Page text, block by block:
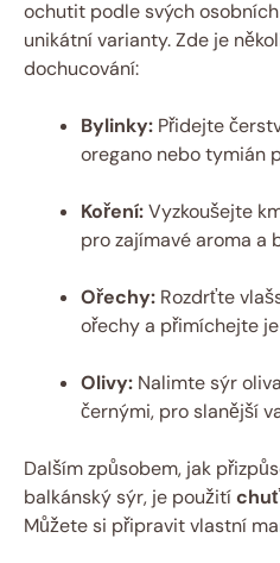
ochutit podle svých
unikátní varianty. Zde je
dochucování:
Bylinky: Přidejte
oregano nebo tymián
Koření:Vyzkoušejte
pro zajímavé aroma a
Ořechy: Rozdrťte
ořechy a přimíchejte
Olivy: Nalimte sýr
černými, pro slanější
Dalším způsobem, jak
balkánský sýr, je použití
Můžete si připravit vlastní